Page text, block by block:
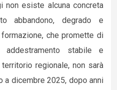
non esiste alcuna concreta
abbandono, degrado e
che promette di
stabile e
regionale, non sarà
a dicembre 2025, dopo anni